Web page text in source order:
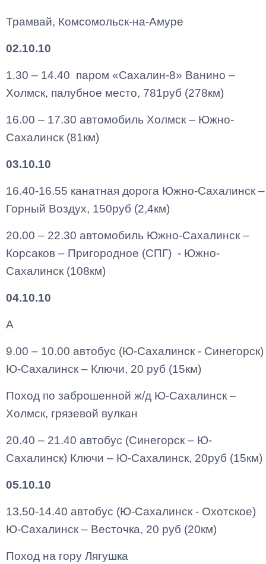
Трамвай, Комсомольск-на-Амуре
02.10.10
1.30 – 14.40 паром «Сахалин-8» Ванино –
Холмск, палубное место, 781руб (278км)
16.00 – 17.30 автомобиль Холмск – Южно-
Сахалинск (81км)
03.10.10
16.40-16.55 канатная дорога Южно-Сахалинск –
Горный Воздух, 150руб (2,4км)
20.00 – 22.30 автомобиль Южно-Сахалинск –
Корсаков – Пригородное (СПГ) - Южно-
Сахалинск (108км)
04.10.10
А
9.00 – 10.00 автобус (Ю-Сахалинск - Синегорск)
Ю-Сахалинск – Ключи, 20 руб (15км)
Поход по заброшенной ж/д Ю-Сахалинск –
Холмск, грязевой вулкан
20.40 – 21.40 автобус (Синегорск – Ю-
Сахалинск) Ключи – Ю-Сахалинск, 20руб (15км)
05.10.10
13.50-14.40 автобус (Ю-Сахалинск - Охотское)
Ю-Сахалинск – Весточка, 20 руб (20км)
Поход на гору Лягушка